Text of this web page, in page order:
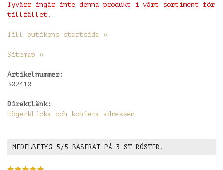
Tyvärr ingår inte denna produkt i vårt sortiment för
tillfället.
Till butikens startsida »
Sitemap »
Artikelnummer:
302410
Direktlänk:
Högerklicka och kopiera adressen
MEDELBETYG 5 /5 BASERAT PÅ 3 ST RÖSTER.